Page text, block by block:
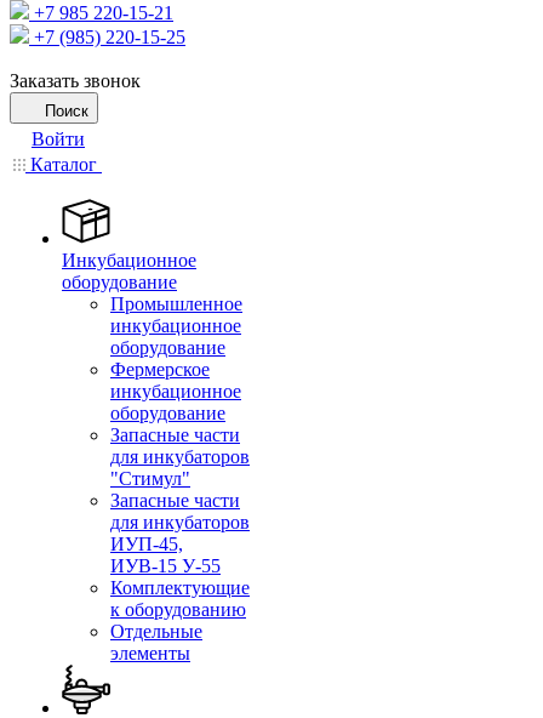
+7 985 220-15-21
+7 (985) 220-15-25
Заказать звонок
Поиск
Войти
Каталог
Инкубационное
оборудование
Промышленное
инкубационное
оборудование
Фермерское
инкубационное
оборудование
Запасные части
для инкубаторов
"Стимул"
Запасные части
для инкубаторов
ИУП-45,
ИУВ-15 У-55
Комплектующие
к оборудованию
Отдельные
элементы